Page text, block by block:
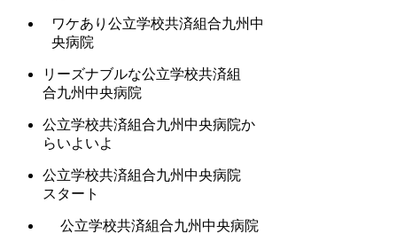
ワケあり公立学校共済組合九州中
央病院
リーズナブルな公立学校共済組
合九州中央病院
公立学校共済組合九州中央病院か
らいよいよ
公立学校共済組合九州中央病院
スタート
公立学校共済組合九州中央病院